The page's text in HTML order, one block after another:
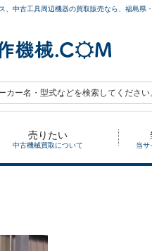
、中古工具周辺機器の買取販売なら、福島
売りたい
中古機械買取について 当サ